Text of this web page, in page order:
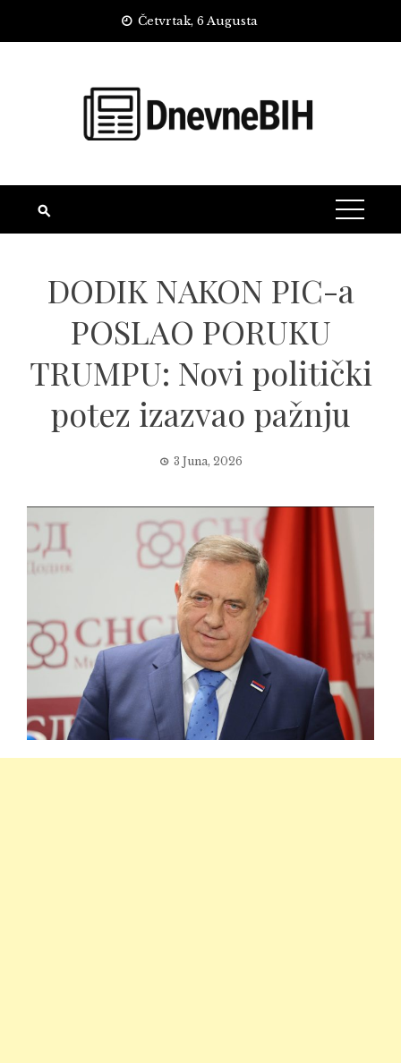
Četvrtak, 6 Augusta
DODIK NAKON PIC-a
POSLAO PORUKU
TRUMPU: Novi politički
potez izazvao pažnju
3 Juna, 2026